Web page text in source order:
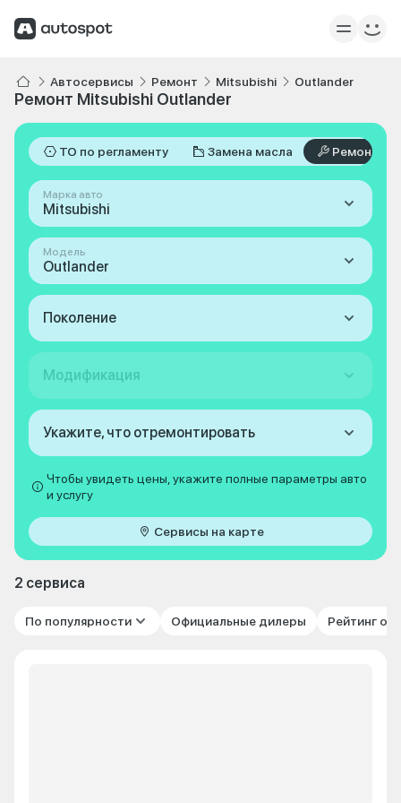
Автосервисы Ремонт Mitsubishi Outlander
Ремонт Mitsubishi Outlander
ТО по регламенту Замена масла Ремонт
Марка авто
Mitsubishi
Модель
Outlander
Поколение
Модификация
Укажите, что отремонтировать
Чтобы увидеть цены, укажите полные параметры авто
и услугу
Сервисы на карте
2 сервиса
По популярности Официальные дилеры Рейтинг